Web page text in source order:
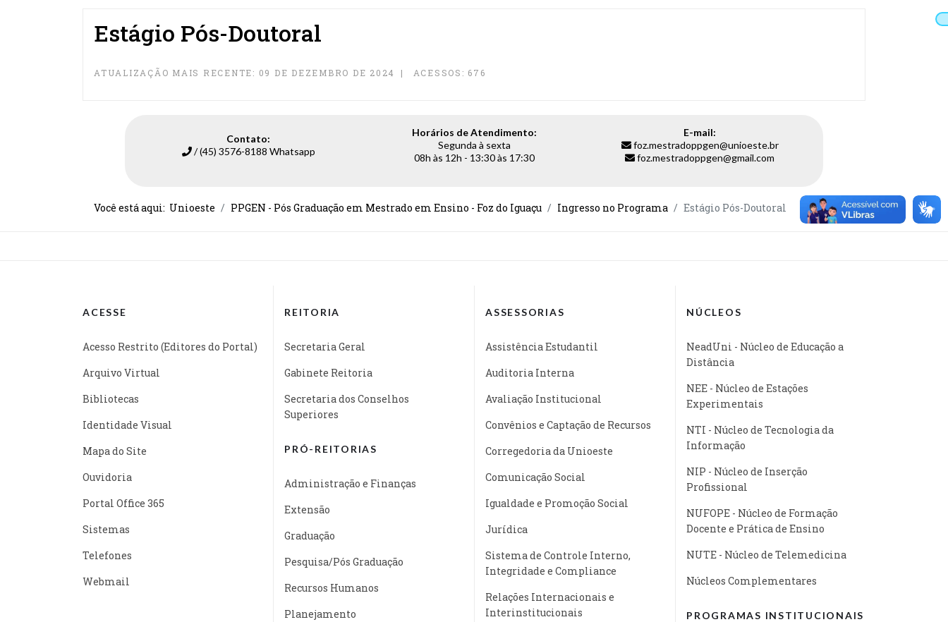
Estágio Pós-Doutoral
ATUALIZAÇÃO MAIS RECENTE: 09 DE DEZEMBRO DE 2024 ACESSOS: 676
Contato:
/ (45) 3576-8188 Whatsapp
Horários de Atendimento:
Segunda à sexta
08h às 12h - 13:30 às 17:30
E-mail:
foz.mestradoppgen@unioeste.br
foz.mestradoppgen@gmail.com
Você está aqui: Unioeste PPGEN - Pós Graduação em Mestrado em Ensino - Foz do Iguaçu Ingresso no Programa Estágio Pós-Doutoral
ACESSE
Acesso Restrito (Editores do Portal)
Arquivo Virtual
Bibliotecas
Identidade Visual
Mapa do Site
Ouvidoria
Portal Office 365
Sistemas
Telefones
Webmail
REITORIA
Secretaria Geral
Gabinete Reitoria
Secretaria dos Conselhos
Superiores
PRÓ-REITORIAS
Administração e Finanças
Extensão
Graduação
Pesquisa/Pós Graduação
Recursos Humanos
Planejamento
ASSESSORIAS
Assistência Estudantil
Auditoria Interna
Avaliação Institucional
Convênios e Captação de Recursos
Corregedoria da Unioeste
Comunicação Social
Igualdade e Promoção Social
Jurídica
Sistema de Controle Interno,
Integridade e Compliance
Relações Internacionais e
Interinstitucionais
NÚCLEOS
NeadUni - Núcleo de Educação a
Distância
NEE - Núcleo de Estações
Experimentais
NTI - Núcleo de Tecnologia da
Informação
NIP - Núcleo de Inserção
Profissional
NUFOPE - Núcleo de Formação
Docente e Prática de Ensino
NUTE - Núcleo de Telemedicina
Núcleos Complementares
PROGRAMAS INSTITUCIONAIS